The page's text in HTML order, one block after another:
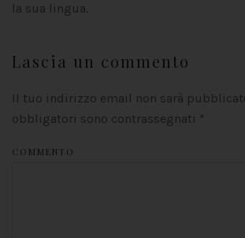
la sua lingua.
Lascia un commento
Il tuo indirizzo email non sarà
obbligatori sono contrassegnati *
COMMENTO